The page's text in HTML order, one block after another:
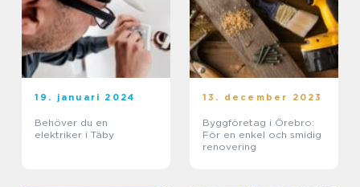
19. januari 2024
Behöver du en
elektriker i Täby
13. december 2023
Byggföretag i Örebro:
För en enkel och smidig
renovering